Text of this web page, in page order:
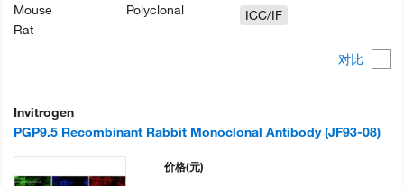
对比
Mouse
Rat
Polyclonal
ICC/IF
Invitrogen
PGP9.5 Recombinant Rabbit Monoclonal Antibody (JF93-08)
价格(元)